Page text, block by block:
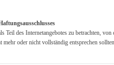
Teil des Internetangebotes zu betrachten,
mehr oder nicht vollständig entsprechen